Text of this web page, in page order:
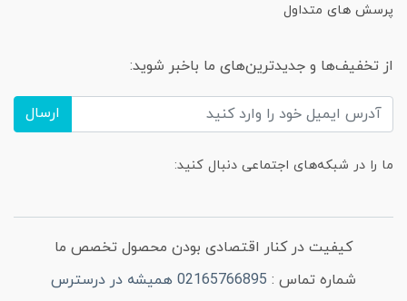
پرسش های متداول
از تخفیف‌ها و جدیدترین‌های ما باخبر شوید:
ارسال
ما را در شبکه‌های اجتماعی دنبال کنید:
کیفیت در کنار اقتصادی بودن محصول تخصص ما
شماره تماس :
02165766895 همیشه در درسترس